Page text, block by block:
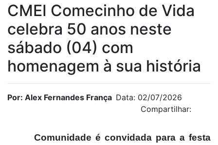
CMEI Comecinho de Vida
celebra 50 anos neste
sábado (04) com
homenagem à sua história
Por: Alex Fernandes França Data: 02/07/2026
Compartilhar:
Comunidade é convidada para a festa